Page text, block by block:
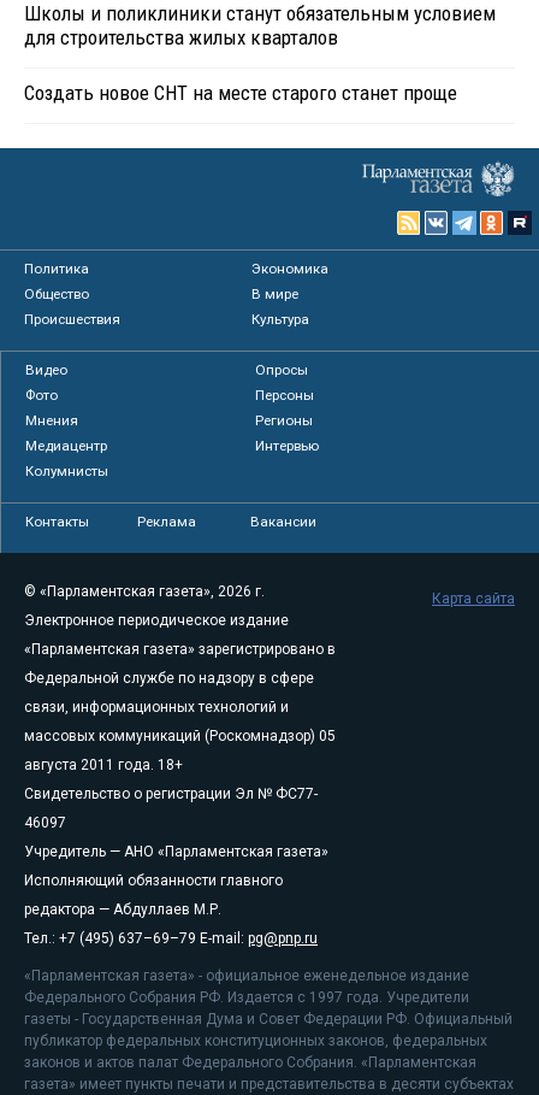
Школы и поликлиники станут обязательным условием
для строительства жилых кварталов
Создать новое СНТ на месте старого станет проще
Политика
Экономика
Общество
В мире
Происшествия
Культура
Видео
Опросы
Фото
Персоны
Мнения
Регионы
Медиацентр
Интервью
Колумнисты
Контакты Реклама Вакансии
© «Парламентская газета», 2026 г.
Электронное периодическое издание
«Парламентская газета» зарегистрировано в
Федеральной службе по надзору в сфере
связи, информационных технологий и
массовых коммуникаций (Роскомнадзор) 05
августа 2011 года. 18+
Свидетельство о регистрации Эл № ФС77-
46097
Учредитель — АНО «Парламентская газета»
Исполняющий обязанности главного
редактора — Абдуллаев М.Р.
Тел.: +7 (495) 637–69–79 E-mail: pg@pnp.ru
«Парламентская газета» - официальное еженедельное издание
Федерального Собрания РФ. Издается с 1997 года. Учредители
газеты - Государственная Дума и Совет Федерации РФ. Официальный
публикатор федеральных конституционных законов, федеральных
законов и актов палат Федерального Собрания. «Парламентская
газета» имеет пункты печати и представительства в десяти субъектах
Карта сайта